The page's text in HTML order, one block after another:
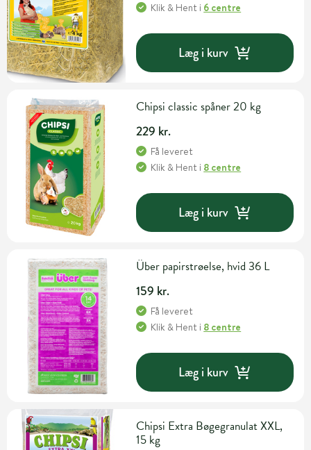
Klik & Hent i 6 centre
Læg i kurv
Chipsi classic spåner 20 kg
229 kr.
Få leveret
Klik & Hent i 8 centre
Læg i kurv
Über papirstrøelse, hvid 36 L
159 kr.
Få leveret
Klik & Hent i 8 centre
Læg i kurv
Chipsi Extra Bøgegranulat XXL,
15 kg